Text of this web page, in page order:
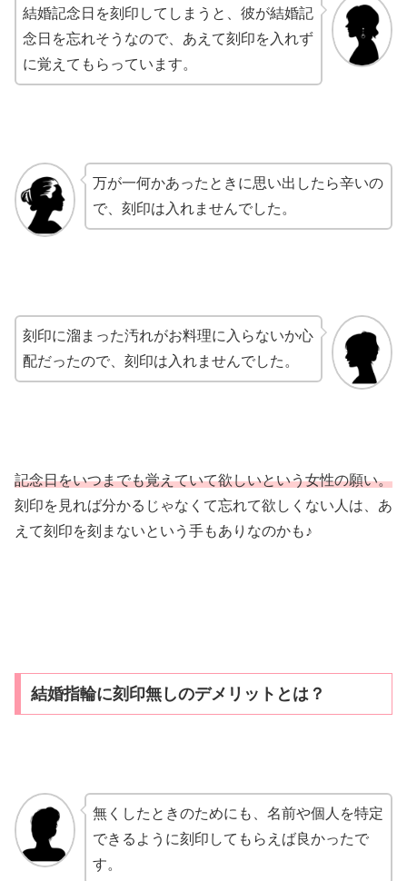
結婚記念日を刻印してしまうと、彼が結婚記
念日を忘れそうなので、あえて刻印を入れず
に覚えてもらっています。
万が一何かあったときに思い出したら辛いの
で、刻印は入れませんでした。
刻印に溜まった汚れがお料理に入らないか心
配だったので、刻印は入れませんでした。
記念日をいつまでも覚えていて欲しいという女性の願い。
刻印を見れば分かるじゃなくて忘れて欲しくない人は、あ
えて刻印を刻まないという手もありなのかも♪
結婚指輪に刻印無しのデメリットとは？
無くしたときのためにも、名前や個人を特定
できるように刻印してもらえば良かったで
す。